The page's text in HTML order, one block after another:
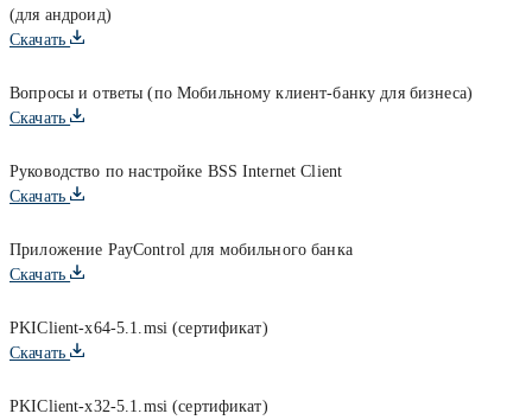
(для андроид)
Скачать
Вопросы и ответы (по Мобильному клиент-банку для бизнеса)
Скачать
Руководство по настройке BSS Internet Client
Скачать
Приложение PayControl для мобильного банка
Скачать
PKIClient-x64-5.1.msi (сертификат)
Скачать
PKIClient-x32-5.1.msi (сертификат)